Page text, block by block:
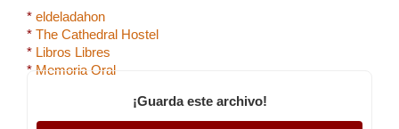
* eldeladahon
* The Cathedral Hostel
* Libros Libres
* Memoria Oral
¡Guarda este archivo!